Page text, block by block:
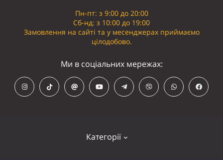
Категорії
Пн-пт: з 9:00 до 20:00
Сб-нд: з 10:00 до 19:00
Замовлення на сайті та у месенджерах приймаємо
цілодобово.
Ми в соціальних мережах: